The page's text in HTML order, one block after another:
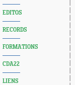
EDITOS
RECORDS
FORMATIONS
CDA22
LIENS